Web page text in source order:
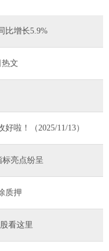
比增长5.9%
热文
啦！（2025/11/13）
亮点纷呈
质押
看这里